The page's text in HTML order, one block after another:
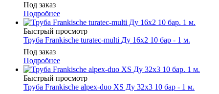
Под заказ
Подробнее
Быстрый просмотр
Труба Frankische turatec-multi Ду 16х2 10 бар - 1 м.
Под заказ
Подробнее
Быстрый просмотр
Труба Frankische alpex-duo XS Ду 32х3 10 бар - 1 м.